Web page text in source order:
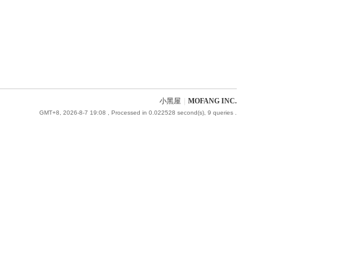
小黑屋 MOFANG INC.
GMT+8, 2026-8-7 19:08 , Processed in 0.022528 second(s), 9 queries .